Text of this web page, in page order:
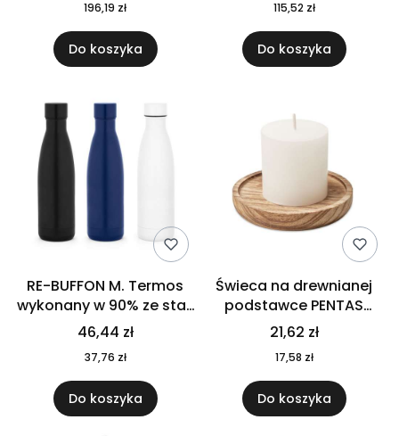
196,19 zł
Do koszyka
115,52 zł
Do koszyka
RE-BUFFON M. Termos
wykonany w 90% ze stali
nierdzewnej
pochodzącej z
recyklingu 520 ml 94294
46,44 zł
37,76 zł
Do koszyka
Świeca na drewnianej
podstawce PENTAS
MO6282-40
21,62 zł
17,58 zł
Do koszyka